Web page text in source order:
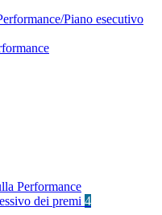
Piano esecutivo
Performance
dei premi 4